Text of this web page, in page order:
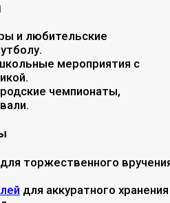
и любительские
мероприятия с
чемпионаты,
для торжественного
для аккуратного